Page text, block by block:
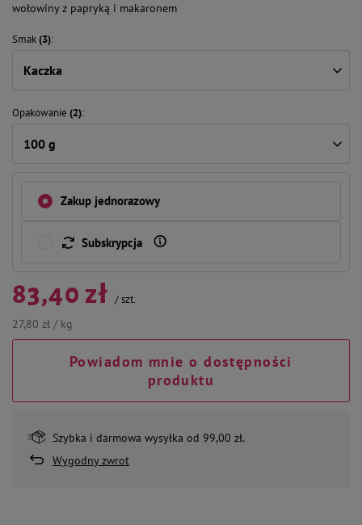
wołowiny z papryką i makaronem
Smak(3)
Kaczka
Opakowanie (2)
100 g
Zakup jednorazowy
Subskrypcja
83,40 zł /szt.
27,80 zł / kg
Powiadom mnie o dostępności
produktu
Szybka i darmowa wysyłka od 99,00 zł.
Wygodny zwrot